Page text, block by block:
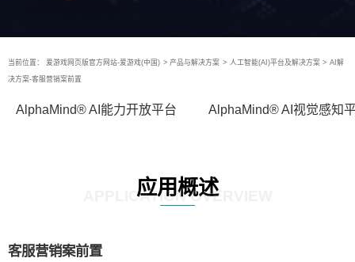
当前位置： 爱游戏网页版官方网站-爱游戏(中国) > 产品与解决方案 > 人工智能(AI)平台及解决方案 > AI解
决方案-客服营销案前置
AlphaMind® AI能力开放平台 AlphaMind® AI视觉感知
应用概述
APPLICATION OVERVIEW
客服营销案前置